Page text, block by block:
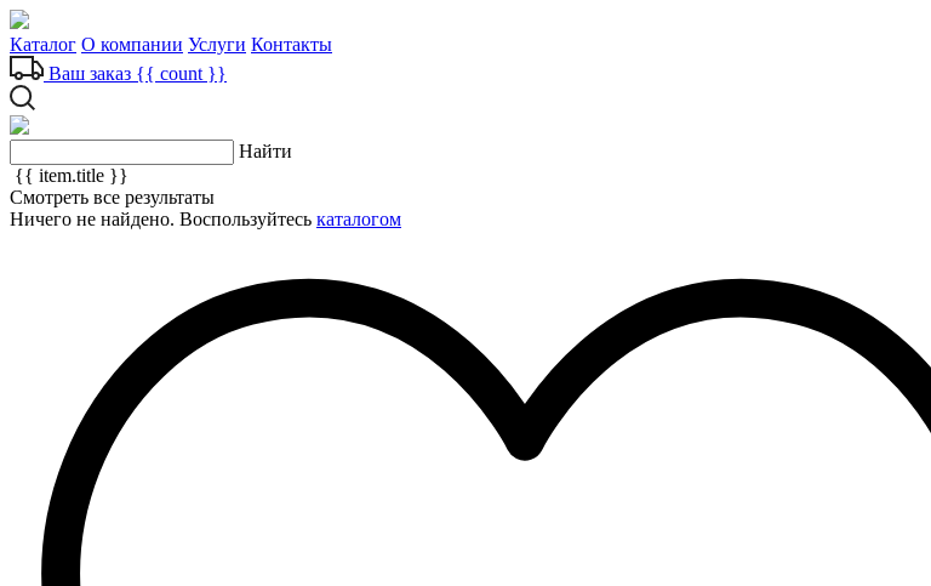
Каталог О компании Услуги Контакты
Ваш заказ {{ count }}
Найти
{{ item.title }}
Смотреть все результаты
Ничего не найдено. Воспользуйтесь каталогом